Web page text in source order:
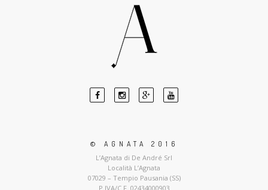
© AGNATA 2016
L’Agnata di De André Srl
Località L’Agnata
07029 – Tempio Pausania (SS)
P.IVA/C.F. 02434000903